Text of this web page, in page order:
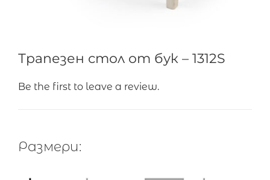
Трапезен стол от бук – 1312S
Be the first to leave a review.
Размери: